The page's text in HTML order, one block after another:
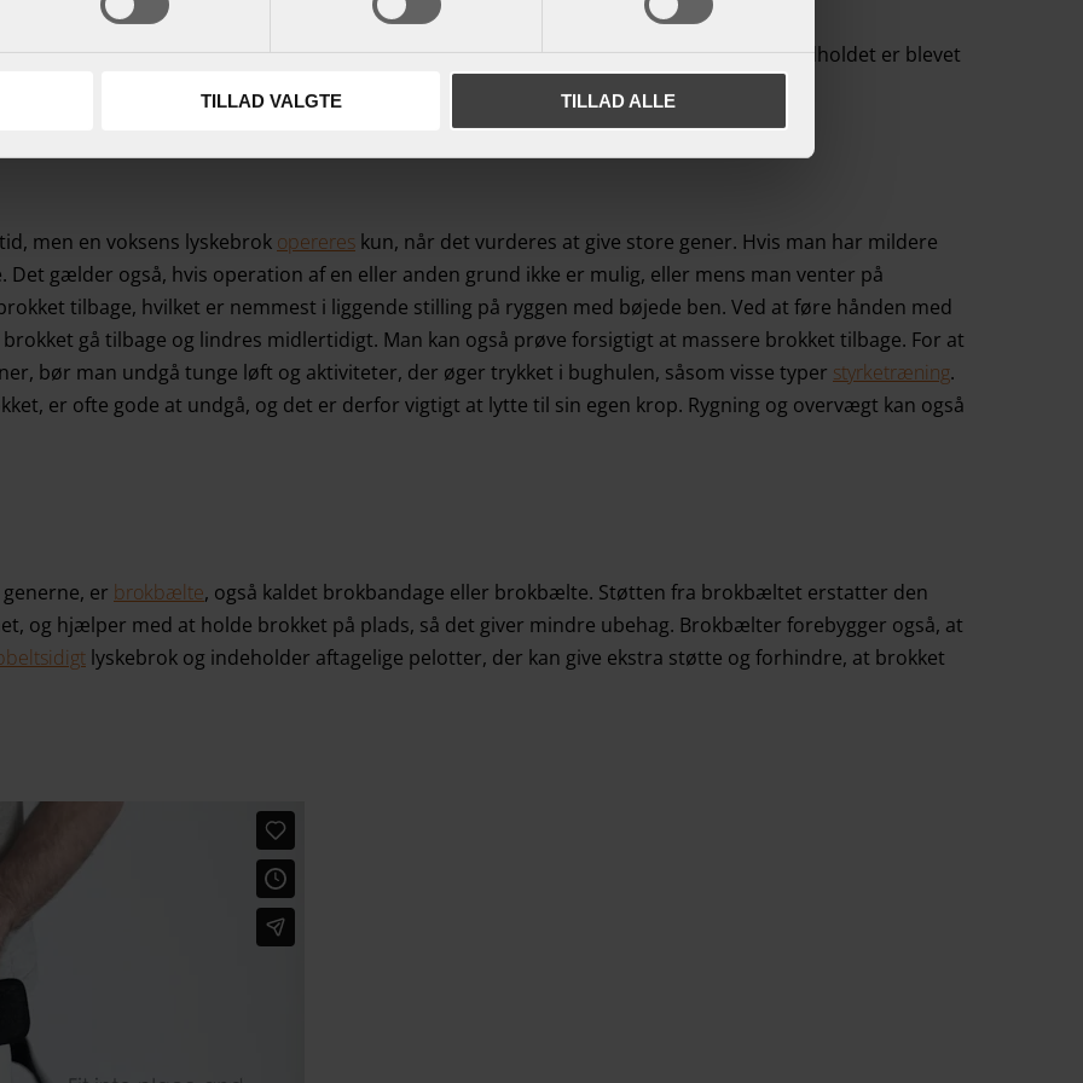
TILLAD VALGTE TILLAD ALLE
smerter, kan der være opstået et såkaldt indeklemt lyskebrok. Det betyder, at indholdet er blevet
men en voksens lyskebrok opereres kun, når det vurderes at give store gener. Hvis man har mildere
gælder også, hvis operation af en eller anden grund ikke er mulig, eller mens man venter på
tilbage, hvilket er nemmest i liggende stilling på ryggen med bøjede ben. Ved at føre hånden med
gå tilbage og lindres midlertidigt. Man kan også prøve forsigtigt at massere brokket tilbage. For at
bør man undgå tunge løft og aktiviteter, der øger trykket i bughulen, såsom visse typer styrketræning.
er ofte gode at undgå, og det er derfor vigtigt at lytte til sin egen krop. Rygning og overvægt kan også
er brokbælte, også kaldet brokbandage eller brokbælte. Støtten fra brokbæltet erstatter den
og hjælper med at holde brokket på plads, så det giver mindre ubehag. Brokbælter forebygger også, at
lyskebrok og indeholder aftagelige pelotter, der kan give ekstra støtte og forhindre, at brokket